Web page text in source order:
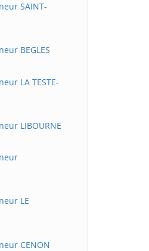
SAINT-
BEGLES
LA TESTE-
LIBOURNE
LE
CENON